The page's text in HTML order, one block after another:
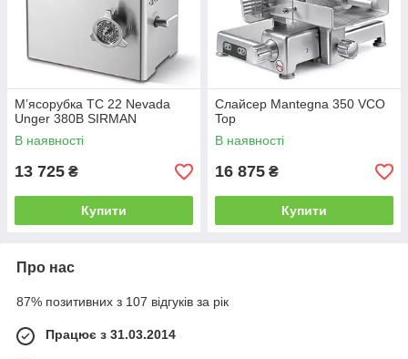
М’ясорубка TC 22 Nevada
Unger 380В SIRMAN
В наявності
13 725 ₴
Купити
Слайсер Mantegna 350 VCO
Top
В наявності
16 875 ₴
Купити
Про нас
87% позитивних з 107 відгуків за рік
Працює з 31.03.2014